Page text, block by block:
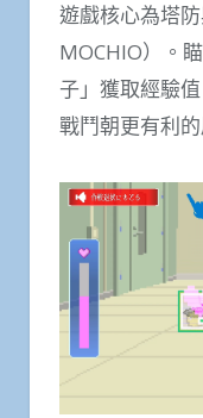
遊戲核心為塔
MOCHIO）。
子」獲取經驗
戰鬥朝更有利